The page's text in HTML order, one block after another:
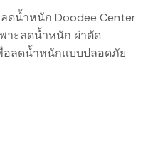
ดน้ำหนัก Doodee Center
าะลดน้ำหนัก ผ่าตัด
อลดน้ำหนักแบบปลอดภัย